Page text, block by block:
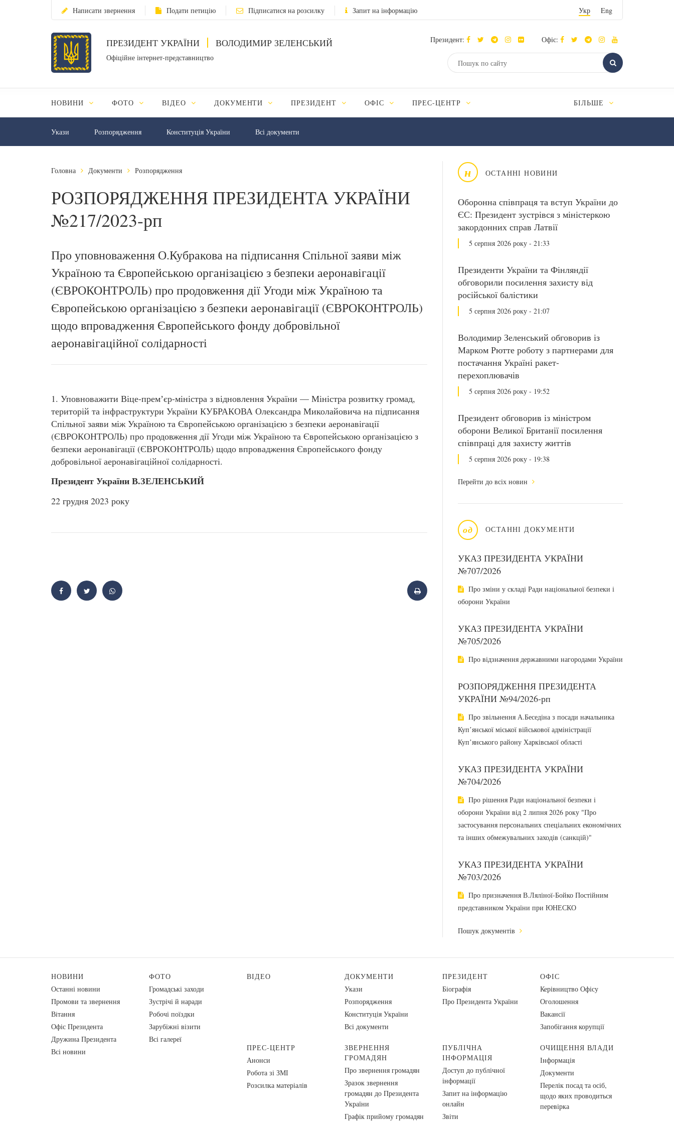
Написати звернення Подати петицію Підписатися на розсилку Запит на інформацію Укр Eng
ПРЕЗИДЕНТ УКРАЇНИ ВОЛОДИМИР ЗЕЛЕНСЬКИЙ
Офіційне інтернет-представництво
Президент: Офіс:
НОВИНИ ФОТО ВІДЕО ДОКУМЕНТИ ПРЕЗИДЕНТ ОФІС ПРЕС-ЦЕНТР БІЛЬШЕ
Укази Розпорядження Конституція України Всі документи
н ОСТАННІ НОВИНИ
Оборонна співпраця та вступ України до
ЄС: Президент зустрівся з міністеркою
закордонних справ Латвії
5 серпня 2026 року - 21:33
Президенти України та Фінляндії
обговорили посилення захисту від
російської балістики
5 серпня 2026 року - 21:07
Володимир Зеленський обговорив із
Марком Рютте роботу з партнерами для
постачання Україні ракет-
перехоплювачів
5 серпня 2026 року - 19:52
Президент обговорив із міністром
оборони Великої Британії посилення
співпраці для захисту життів
5 серпня 2026 року - 19:38
Перейти до всіх новин
од ОСТАННІ ДОКУМЕНТИ
УКАЗ ПРЕЗИДЕНТА УКРАЇНИ
№707/2026
Про зміни у складі Ради національної безпеки і
оборони України
УКАЗ ПРЕЗИДЕНТА УКРАЇНИ
№705/2026
Про відзначення державними нагородами України
РОЗПОРЯДЖЕННЯ ПРЕЗИДЕНТА
УКРАЇНИ №94/2026-рп
Про звільнення А.Беседіна з посади начальника
Купʼянської міської військової адміністрації
Купʼянського району Харківської області
УКАЗ ПРЕЗИДЕНТА УКРАЇНИ
№704/2026
Про рішення Ради національної безпеки і
оборони України від 2 липня 2026 року "Про
застосування персональних спеціальних економічних
та інших обмежувальних заходів (санкцій)"
УКАЗ ПРЕЗИДЕНТА УКРАЇНИ
№703/2026
Про призначення В.Ляліної-Бойко Постійним
представником України при ЮНЕСКО
Пошук документів
Головна Документи Розпорядження
РОЗПОРЯДЖЕННЯ ПРЕЗИДЕНТА УКРАЇНИ
№217/2023-рп
Про уповноваження О.Кубракова на підписання Спільної заяви між
Україною та Європейською організацією з безпеки аеронавігації
(ЄВРОКОНТРОЛЬ) про продовження дії Угоди між Україною та
Європейською організацією з безпеки аеронавігації (ЄВРОКОНТРОЛЬ)
щодо впровадження Європейського фонду добровільної
аеронавігаційної солідарності
1. Уповноважити Віце-премʼєр-міністра з відновлення України — Міністра розвитку громад,
територій та інфраструктури України КУБРАКОВА Олександра Миколайовича на підписання
Спільної заяви між Україною та Європейською організацією з безпеки аеронавігації
(ЄВРОКОНТРОЛЬ) про продовження дії Угоди між Україною та Європейською організацією з
безпеки аеронавігації (ЄВРОКОНТРОЛЬ) щодо впровадження Європейського фонду
добровільної аеронавігаційної солідарності.
Президент України В.ЗЕЛЕНСЬКИЙ
22 грудня 2023 року
НОВИНИ
Останні новини
Промови та звернення
Вiтання
Офіс Президента
Дружина Президента
Всі новини
ФОТО
Громадські заходи
Зустрічі й наради
Робочі поїздки
Зарубіжні візити
Всі галереї
ВІДЕО
ДОКУМЕНТИ
Укази
Розпорядження
Конституція України
Всі документи
ПРЕЗИДЕНТ
Біографія
Про Президента України
ОФІС
Керівництво Офісу
Оголошення
Вакансії
Запобігання корупції
ПРЕС-ЦЕНТР
Анонси
Робота зі ЗМІ
Розсилка матеріалів
ЗВЕРНЕННЯ
ГРОМАДЯН
Про звернення громадян
Зразок звернення
громадян до Президента
України
Графік прийому громадян
ПУБЛІЧНА
ІНФОРМАЦІЯ
Доступ до публічної
інформації
Запит на інформацію
онлайн
Звіти
ОЧИЩЕННЯ ВЛАДИ
Інформація
Документи
Перелік посад та осіб,
щодо яких проводиться
перевірка